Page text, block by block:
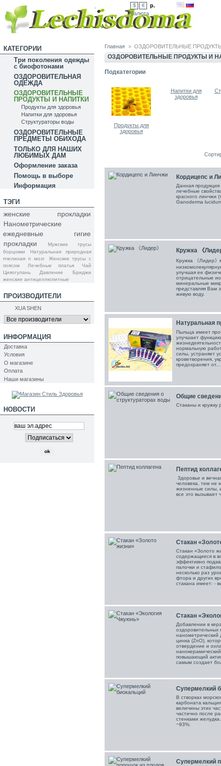
$ €
р.
Валюта
КАТЕГОРИИ
Три поколения одежды
с биофотонами
ОЗДОРОВИТЕЛЬНАЯ
ОДЕЖДА
ОЗДОРОВИТЕЛЬНЫЕ
ПРОДУКТЫ И НАПИТКИ
Продукты для здоровья
Напитки для здоровья
Структураторы воды
ОЗДОРОВИТЕЛЬНЫЕ
ПРЕДМЕТЫ ОБИХОДА
ТОЛЬКО ДЛЯ НАШИХ
ЛЮБИМЫХ ДАМ
Оформление заказа
Помощь в выборе
Информация
ТЭГИ
женские прокладки
Нанометрические
ежедневные гигие
прокладки
Мужские трусы
борцовки
Натуральная природная
пчелиная п
мозг
Женские трусы с
поясом
Лечебные платья
Чай
Цияогулань Давление
Бриджи
женские антицеллюлитные
ПРОИЗВОДИТЕЛИ
XUA SHEN
ИНФОРМАЦИЯ
Доставка
Условия
О магазине
Оплата
Наши магазины
НОВОСТИ
Главная > ОЗДОРОВИТЕЛЬНЫЕ
ОЗДОРОВИТЕЛЬНЫЕ ПРОДУКТЫ И
Подкатегории
Продукты для
здоровья
Напитки для
здоровья
Кордицепс и
Данная
лечебные
красного линчжи
Ganoderma
Кружка 《
Кружка 《Лидер
улучшая ее
отрицательные
минеральные
представляя Вам
живую воду.
Натуральная
Пыльца имеет
улучшает
нормальную
силы, устраняет
кроветворения,
предохраняет от...
Общие
Стаканы и кружку
Пептид
Здоровье и
человека, тем
жизненные силы,
все это вызывает
Стакан
Стакан «Золото
содержащиеся в
эффективно
палочки и
несколько раз
фтора и других
стакана имеет: -
Стакан
Добавлении в
оздоровительных
нанометрический
цинка (ZnO),
отвердение и
повышающий
самым создает
Супермелкий
В створках
карбоната
величины этих
частично после
стенками
~93%.
Супермелкий